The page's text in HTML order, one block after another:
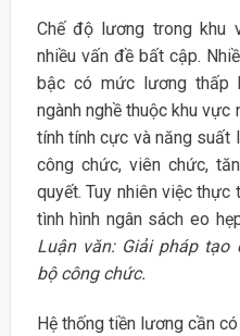
Chế độ lương trong khu
nhiều vấn đề bất cập.
bậc có mức lương thấp
ngành nghề thuộc khu vực
tính tính cực và năng suất
công chức, viên chức,
quyết. Tuy nhiên việc
tình hình ngân sách eo
Luận văn: Giải pháp
bộ công chức.
Hệ thống tiền lương cần